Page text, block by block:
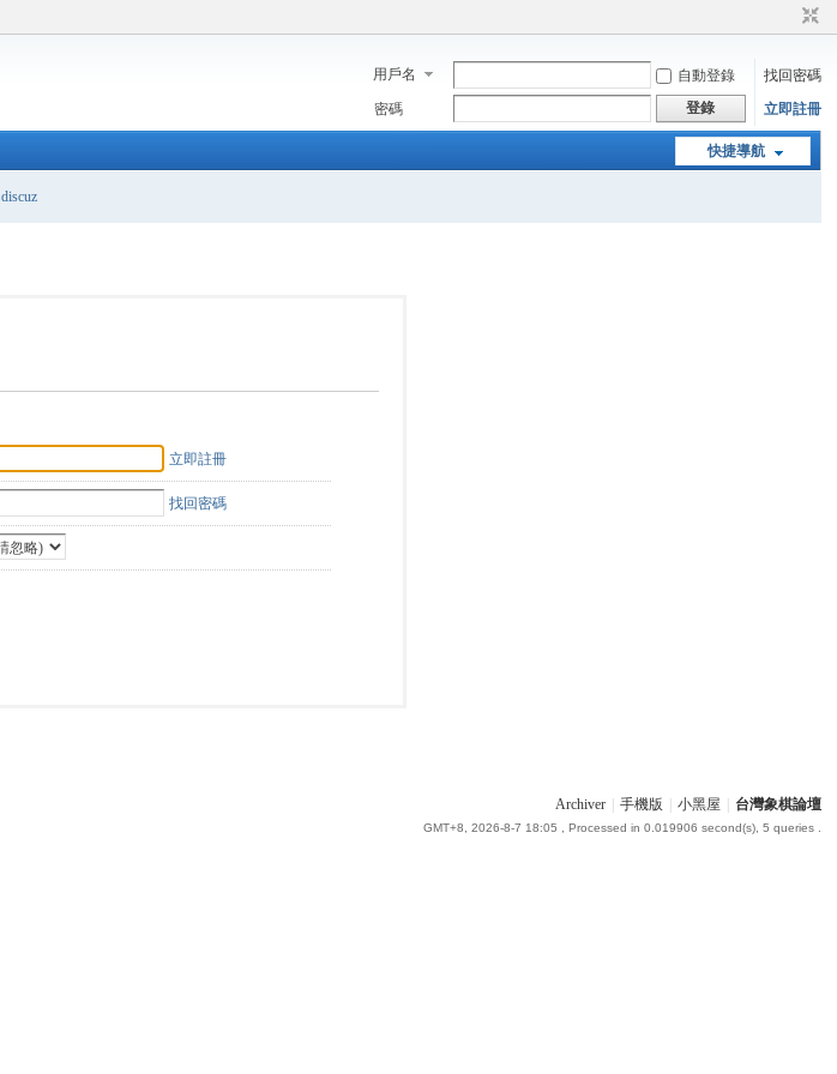
用戶名 自動登錄
找回密碼
密碼
登錄 立即註冊
快捷導航
discuz
立即註冊
找回密碼
Archiver 手機版 小黑屋 台灣象棋論壇
GMT+8, 2026-8-7 18:05 , Processed in 0.019906 second(s), 5 queries .